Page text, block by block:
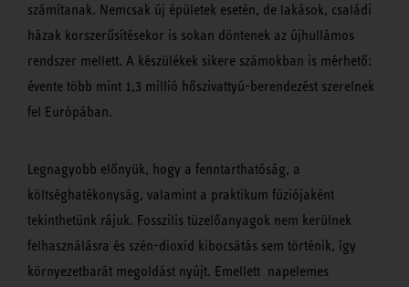
számítanak. Nemcsak új épületek esetén, de lakások, családi
házak korszerűsítésekor is sokan döntenek az újhullámos
rendszer mellett. A készülékek sikere számokban is mérhető:
évente több mint 1,3 millió hőszivattyú-berendezést szerelnek
fel Európában.
Legnagyobb előnyük, hogy a fenntarthatóság, a
költséghatékonyság, valamint a praktikum fúziójaként
tekinthetünk rájuk. Fosszilis tüzelőanyagok nem kerülnek
felhasználásra és szén-dioxid kibocsátás sem történik, így
környezetbarát megoldást nyújt. Emellett napelemes